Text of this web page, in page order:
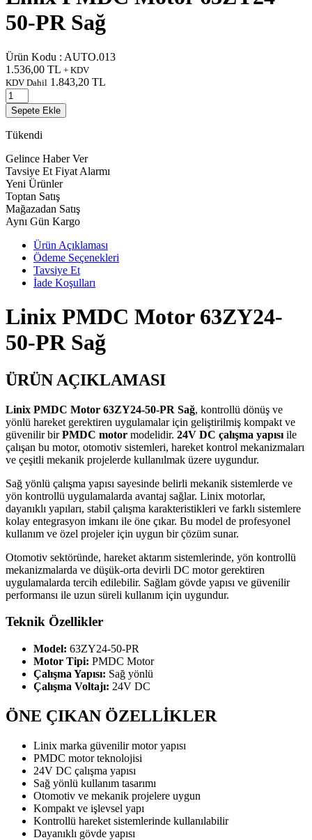
50-PR Sağ
Ürün Kodu : AUTO.013
1.536,00 TL + KDV
KDV Dahil 1.843,20 TL
Sepete Ekle
Tükendi
Gelince Haber Ver
Tavsiye Et Fiyat Alarmı
Yeni Ürünler
Toptan Satış
Mağazadan Satış
Aynı Gün Kargo
Ürün Açıklaması
Ödeme Seçenekleri
Tavsiye Et
İade Koşulları
Linix PMDC Motor 63ZY24-
50-PR Sağ
ÜRÜN AÇIKLAMASI
Linix PMDC Motor 63ZY24-50-PR Sağ, kontrollü dönüş ve
yönlü hareket gerektiren uygulamalar için geliştirilmiş kompakt ve
güvenilir birPMDC motor modelidir. 24V DC çalışma yapısı ile
çalışan bu motor, otomotiv sistemleri, hareket kontrol mekanizmaları
ve çeşitli mekanik projelerde kullanılmak üzere uygundur.
Sağ yönlü çalışma yapısı sayesinde belirli mekanik sistemlerde ve
yön kontrollü uygulamalarda avantaj sağlar. Linix motorlar,
dayanıklı yapıları, stabil çalışma karakteristikleri ve farklı sistemlere
kolay entegrasyon imkanı ile öne çıkar. Bu model de profesyonel
kullanım ve özel projeler için uygun bir çözüm sunar.
Otomotiv sektöründe, hareket aktarım sistemlerinde, yön kontrollü
mekanizmalarda ve düşük-orta devirli DC motor gerektiren
uygulamalarda tercih edilebilir. Sağlam gövde yapısı ve güvenilir
performansı ile uzun süreli kullanım için uygundur.
Teknik Özellikler
Model: 63ZY24-50-PR
Motor Tipi: PMDC Motor
Çalışma Yapısı: Sağ yönlü
Çalışma Voltajı: 24V DC
ÖNE ÇIKAN ÖZELLİKLER
Linix marka güvenilir motor yapısı
PMDC motor teknolojisi
24V DC çalışma yapısı
Sağ yönlü kullanım tasarımı
Otomotiv ve mekanik projelere uygun
Kompakt ve işlevsel yapı
Kontrollü hareket sistemlerinde kullanılabilir
Dayanıklı gövde yapısı